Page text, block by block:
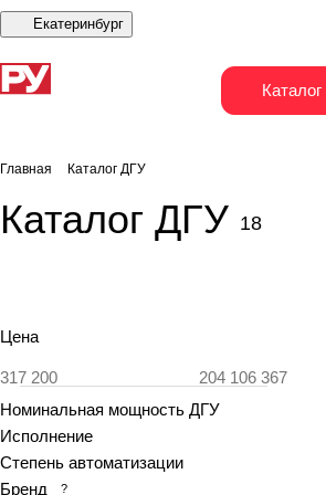
Екатеринбург
Каталог
Главная Каталог ДГУ
Каталог ДГУ 18
Цена
Номинальная мощность ДГУ
Исполнение
Степень автоматизации
Бренд
?